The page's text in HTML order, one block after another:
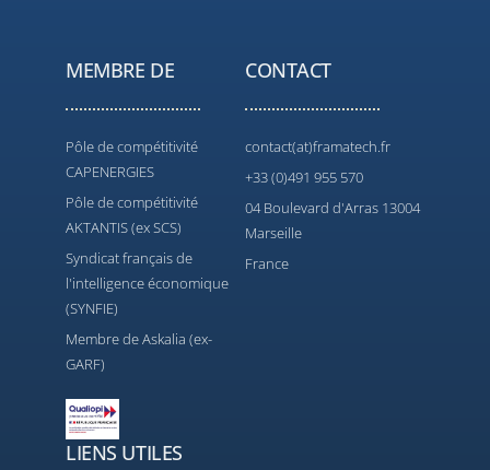
MEMBRE DE
Pôle de compétitivité
CAPENERGIES
Pôle de compétitivité
AKTANTIS (ex SCS)
Syndicat français de
l'intelligence économique
(SYNFIE)
Membre de Askalia (ex-
GARF)
CONTACT
contact(at)framatech.fr
+33 (0)491 955 570
04 Boulevard d'Arras 13004
Marseille
France
LIENS UTILES